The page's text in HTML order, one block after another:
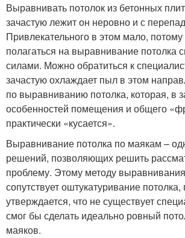
Выравнивать потолок из бетонных
зачастую лежит он неровно и с
Привлекательного в этом мало, потому
полагаться на выравнивание потолка
силами. Можно обратиться к
зачастую охлаждает пыл в этом
по выравниванию потолка, которая, в
особенностей помещения и общего
практически «кусается».
Выравнивание потолка по маякам –
решений, позволяющих решить
проблему. Этому методу
сопутствует оштукатуривание
утверждается, что не существует
смог бы сделать идеально ровный
маяков.